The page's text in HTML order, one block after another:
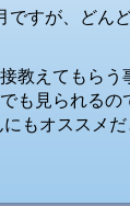
ですが、どん
教えてもらう
も見られるの
もオススメだ